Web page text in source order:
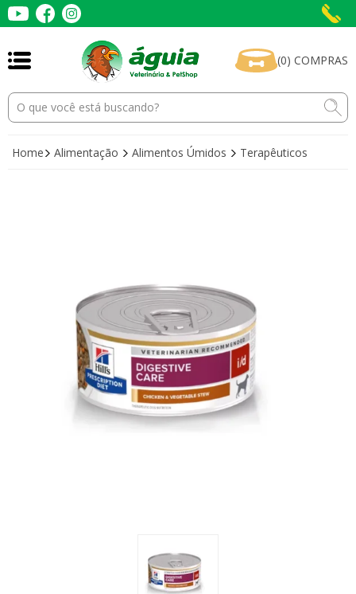
(0) COMPRAS
Home Alimentação Alimentos Úmidos Terapêuticos